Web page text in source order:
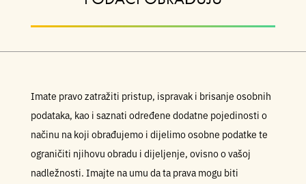
Imate pravo zatražiti pristup, ispravak i brisanje osobnih
podataka, kao i saznati određene dodatne pojedinosti o
načinu na koji obrađujemo i dijelimo osobne podatke te
ograničiti njihovu obradu i dijeljenje, ovisno o vašoj
nadležnosti. Imajte na umu da ta prava mogu biti